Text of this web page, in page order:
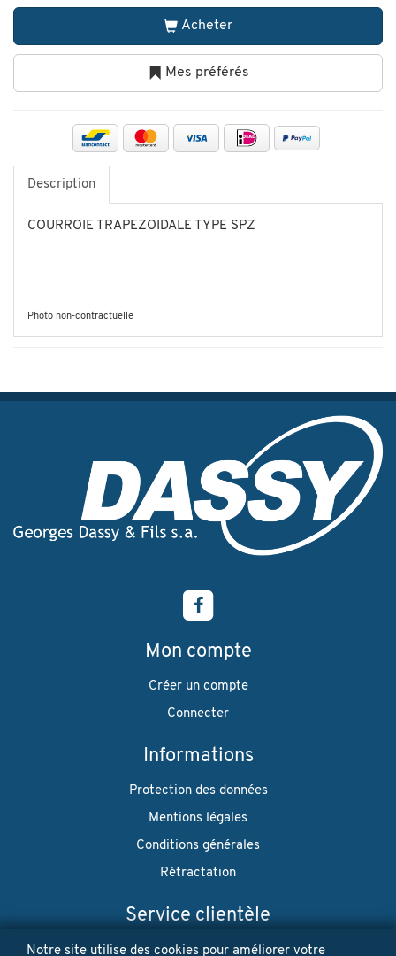
Acheter
Mes préférés
Description
COURROIE TRAPEZOIDALE TYPE SPZ
Photo non-contractuelle
Mon compte
Créer un compte
Connecter
Informations
Protection des données
Mentions légales
Conditions générales
Rétractation
Service clientèle
Envoi
Notre site utilise des cookies pour améliorer votre